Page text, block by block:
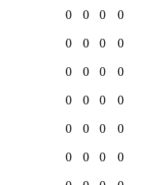
0 0 0 0
0 0 0 0
0 0 0 0
0 0 0 0
0 0 0 0
0 0 0 0